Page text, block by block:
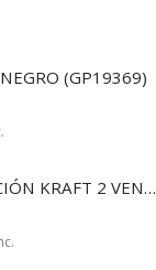
(GP19369)
ENVASE MULTIFUNCIÓN KRAFT 2 VENTANAS (210BOXS501)